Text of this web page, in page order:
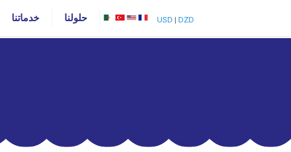
خدماتنا حلولنا USD | DZD